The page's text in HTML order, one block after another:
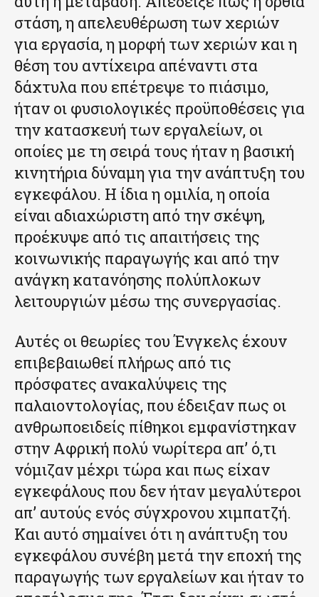
στάση, η απελευθέρωση των χεριών
για εργασία, η μορφή των χεριών και η
θέση του αντίχειρα απέναντι στα
δάχτυλα που επέτρεψε το πιάσιμο,
ήταν οι φυσιολογικές προϋποθέσεις για
την κατασκευή των εργαλείων, οι
οποίες με τη σειρά τους ήταν η βασική
κινητήρια δύναμη για την ανάπτυξη του
εγκεφάλου. Η ίδια η ομιλία, η οποία
είναι αδιαχώριστη από την σκέψη,
προέκυψε από τις απαιτήσεις της
κοινωνικής παραγωγής και από την
ανάγκη κατανόησης πολύπλοκων
λειτουργιών μέσω της συνεργασίας.
Αυτές οι θεωρίες του Ένγκελς έχουν
επιβεβαιωθεί πλήρως από τις
πρόσφατες ανακαλύψεις της
παλαιοντολογίας, που έδειξαν πως οι
ανθρωποειδείς πίθηκοι εμφανίστηκαν
στην Αφρική πολύ νωρίτερα απ’ ό,τι
νόμιζαν μέχρι τώρα και πως είχαν
εγκεφάλους που δεν ήταν μεγαλύτεροι
απ’ αυτούς ενός σύγχρονου χιμπατζή.
Και αυτό σημαίνει ότι η ανάπτυξη του
εγκεφάλου συνέβη μετά την εποχή της
παραγωγής των εργαλείων και ήταν το